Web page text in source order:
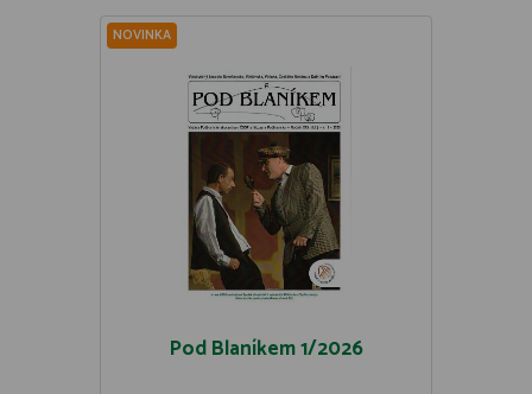
NOVINKA
Pod Blaníkem 1/2026